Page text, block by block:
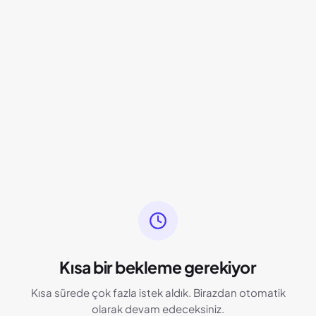
Kısa bir bekleme gerekiyor
Kısa sürede çok fazla istek aldık. Birazdan otomatik
olarak devam edeceksiniz.